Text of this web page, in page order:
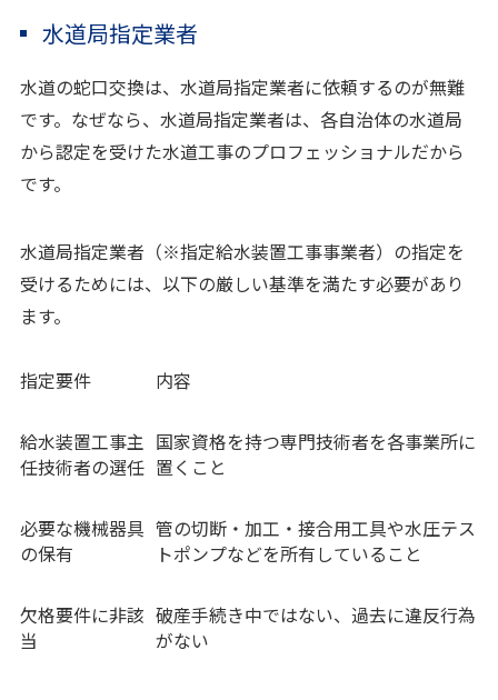
水道局指定業者
水道の蛇口交換は、水道局指定業者に依頼するのが無難
です。なぜなら、水道局指定業者は、各自治体の水道局
から認定を受けた水道工事のプロフェッショナルだから
です。
水道局指定業者（※指定給水装置工事事業者）の指定を
受けるためには、以下の厳しい基準を満たす必要があり
ます。
指定要件 内容
給水装置工事主
任技術者の選任
国家資格を持つ専門技術者を各事業所に
置くこと
必要な機械器具
の保有
管の切断・加工・接合用工具や水圧テス
トポンプなどを所有していること
欠格要件に非該
当
破産手続き中ではない、過去に違反行為
がない